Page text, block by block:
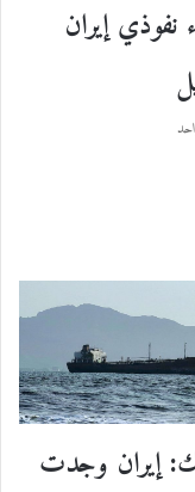
نفوذي إيران
إيران وجدت